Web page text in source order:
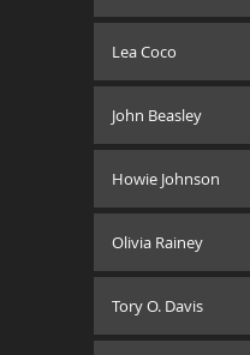
Lea Coco
John Beasley
Howie Johnson
Olivia Rainey
Tory O. Davis